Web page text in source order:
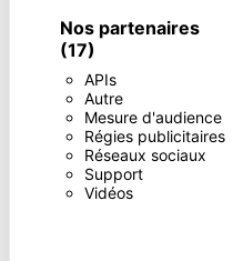
Nos partenaires
(17)
APIs
Autre
Mesure d'audience
Régies publicitaires
Réseaux sociaux
Support
Vidéos
** Les données personnelles
aux fins de vous contacter.
ses sous-traitants. Vous
rectification, d’effacement, de
d’opposition, de retrait de
du droit d’introduire une
contrôle, ainsi que
mortem. Vous pouvez exercer
courrier électronique. Un
demandé. Nous conservons
prise de contact puis pendant
fins probatoire et de gestion